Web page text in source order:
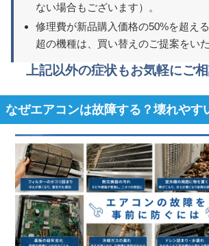
ない場合もございます）。
修理費が新品購入価格の50%を超え
超の機種は、買い替えのご提案をいた
上記以外の症状もお気軽にご
なぜエアコンは故障する？壊れやす